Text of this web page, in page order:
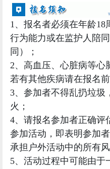
1、报名者必须在年龄18
行为能力或在监护人陪
同）；
2、高血压、心脏病等心
若有其他疾病请在报名
3、参加者不得乱扔垃圾
火；
4、请报名参加者正确评
参加活动，即表明参加
承担户外活动中的所有风
5、活动过程中可能由于